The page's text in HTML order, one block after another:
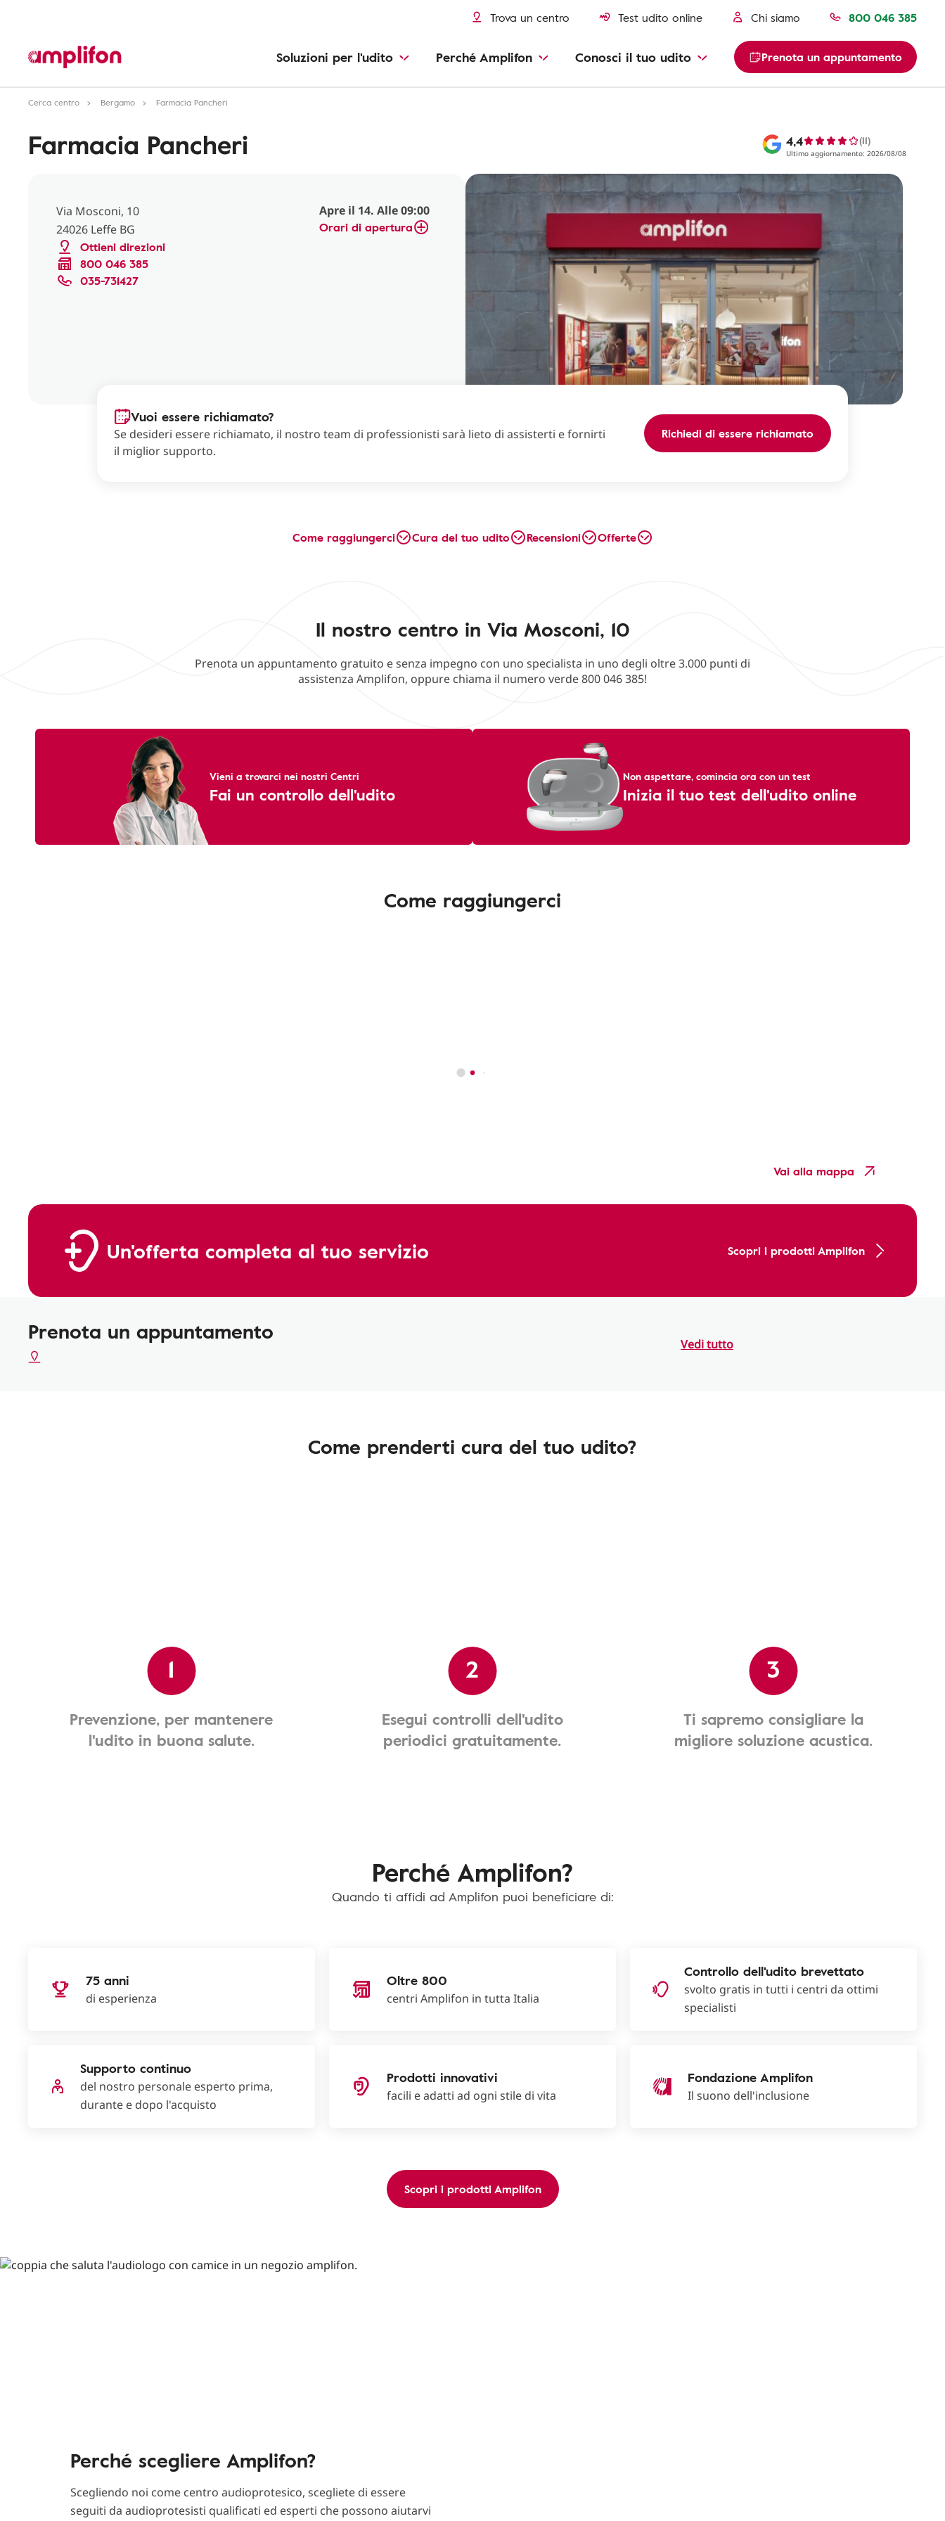
Trova un centro Test udito online Chi siamo 800 046 385
Soluzioni per l'udito Perché Amplifon Conosci il tuo udito Prenota un appuntamento
Cerca centro Bergamo Farmacia Pancheri
Farmacia Pancheri 4,4 (11)
Ultimo aggiornamento: 2026/08/08
Via Mosconi, 10
24026 Leffe BG
Ottieni direzioni
800 046 385
035-731427
Apre il 14. Alle 09:00
Orari di apertura
Vuoi essere richiamato?
Se desideri essere richiamato, il nostro team di professionisti sarà lieto di assisterti e fornirti
il miglior supporto.
Richiedi di essere richiamato
Come raggiungerci Cura del tuo udito Recensioni Offerte
Il nostro centro in Via Mosconi, 10
Prenota un appuntamento gratuito e senza impegno con uno specialista in uno degli oltre 3.000 punti di
assistenza Amplifon, oppure chiama il numero verde 800 046 385!
Vieni a trovarci nei nostri Centri
Fai un controllo dell'udito
Non aspettare, comincia ora con un test
Inizia il tuo test dell'udito online
Come raggiungerci
Vai alla mappa
Un'offerta completa al tuo servizio Scopri i prodotti Amplifon
Prenota un appuntamento Vedi tutto
Come prenderti cura del tuo udito?
1
Prevenzione, per mantenere
l'udito in buona salute.
2
Esegui controlli dell'udito
periodici gratuitamente.
3
Ti sapremo consigliare la
migliore soluzione acustica.
Perché Amplifon?
Quando ti affidi ad Amplifon puoi beneficiare di:
75 anni
di esperienza
Oltre 800
centri Amplifon in tutta Italia
Controllo dell'udito brevettato
svolto gratis in tutti i centri da ottimi
specialisti
Supporto continuo
del nostro personale esperto prima,
durante e dopo l'acquisto
Prodotti innovativi
facili e adatti ad ogni stile di vita
Fondazione Amplifon
Il suono dell'inclusione
Scopri i prodotti Amplifon
Perché scegliere Amplifon?
Scegliendo noi come centro audioprotesico, scegliete di essere
seguiti da audioprotesisti qualificati ed esperti che possono aiutarvi